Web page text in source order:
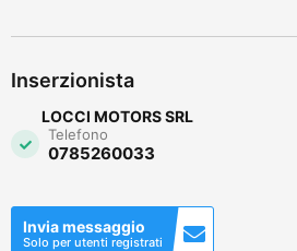
Inserzionista
LOCCI MOTORS SRL
Telefono
0785260033
Invia messaggio
Solo per utenti registrati